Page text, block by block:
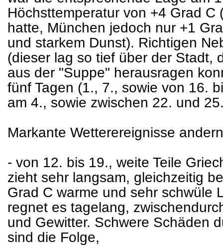
Höchsttemperatur von +4 Grad
hatte, München jedoch nur +1
und starkem Dunst). Richtigen
(dieser lag so tief über der Stadt,
aus der "Suppe" herausragen
fünf Tagen (1., 7., sowie von 16.
am 4., sowie zwischen 22. und
Markante Wetterereignisse
- von 12. bis 19., weite Teile
zieht sehr langsam, gleichzeitig
Grad C warme und sehr schwüle
regnet es tagelang,
und Gewitter. Schwere Schäden
sind die Folge,